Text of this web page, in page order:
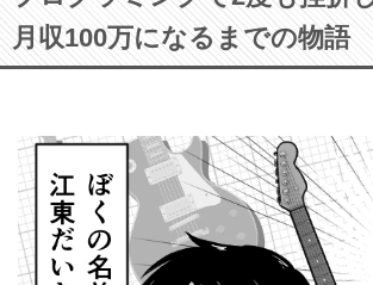
月収100万になるまでの物語